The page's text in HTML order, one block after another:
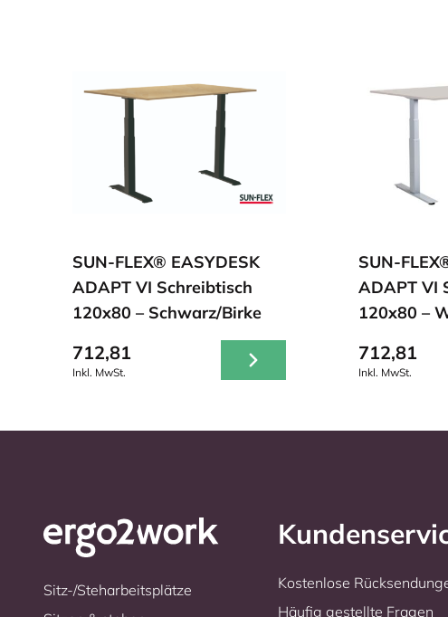
SUN-FLEX® EASYDESK
ADAPT VI Schreibtisch
120x80 – Schwarz/Birke
712,81
Inkl. MwSt.
SUN-
ADAPT VI
120x80 –
712,81
Inkl. MwSt.
Sitz-/Steharbeitsplätze
Kostenlose
Häufig gestellte Fragen